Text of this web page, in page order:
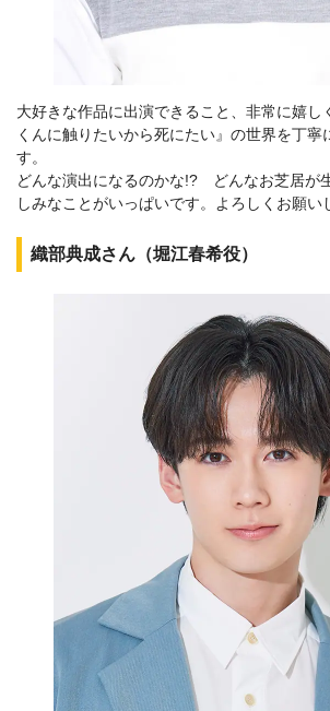
大好きな作品に出演できること、非常に嬉し
くんに触りたいから死にたい』の世界を丁寧
す。
どんな演出になるのかな!? どんなお芝居
しみなことがいっぱいです。よろしくお願い
織部典成さん（堀江春希役）